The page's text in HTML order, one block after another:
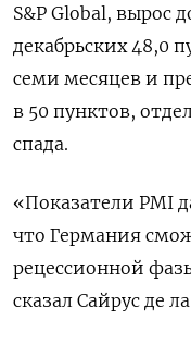
S&P Global, вырос
декабрьских 48,0
семи месяцев и
в 50 пунктов,
спада.
«Показатели PMI
что Германия
рецессионной
сказал Сайрус де